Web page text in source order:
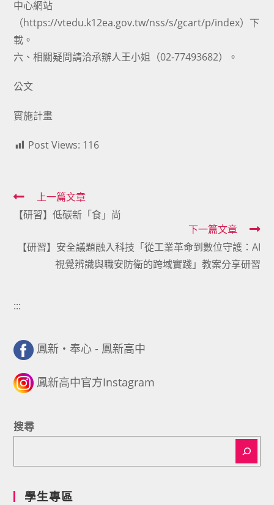
中心網站
（https://vtedu.k12ea.gov.tw/nss/s/gcart/p/index）下
載。
六、相關疑問請洽承辦人王小姐（02-77493682）。
公文
實施計畫
Post Views: 116
Read
more
articles
上一篇文章
【研習】低碳新「食」尚
下一篇文章
【研習】安全議題融入科技「從工業革命到數位守護：AI
視覺辨識與職安防衛的跨域實踐」教案分享研習
:::
鳳新・奉心 - 鳳新高中
鳳新高中官方Instagram
搜尋
學生專區